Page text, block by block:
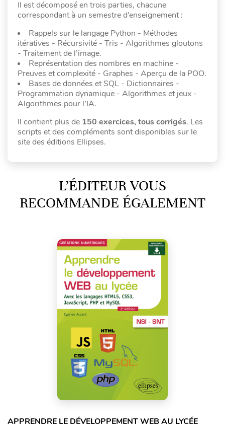
Il est décomposé en trois parties, chacune
correspondant à un semestre d’enseignement :
Rappels sur le langage Python - Méthodes
itératives - Récursivité - Tris - Algorithmes gloutons
- Traitement de l’image.
Représentation des nombres en machine -
Preuves et complexité - Graphes - Aperçu de la POO.
Bases de données et SQL - Dictionnaires -
Programmation dynamique - Algorithmes et jeux -
Algorithmes pour l’IA.
Il contient plus de 150 exercices, tous corrigés. Les
scripts et des compléments sont disponibles sur le
site des éditions Ellipses.
L’ÉDITEUR VOUS
RECOMMANDE ÉGALEMENT
APPRENDRE LE DÉVELOPPEMENT WEB AU LYCÉE